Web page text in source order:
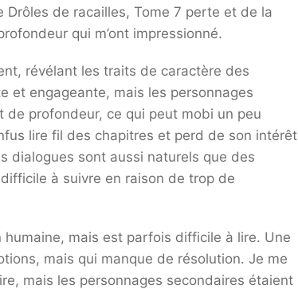
de racailles, Tome 7 perte et de la
qui m’ont impressionné.
révélant les traits de caractère des
et engageante, mais les personnages
profondeur, ce qui peut mobi un peu
lire fil des chapitres et perd de son intérêt
dialogues sont aussi naturels que des
à suivre en raison de trop de
mais est parfois difficile à lire. Une
mais qui manque de résolution. Je me
mais les personnages secondaires étaient